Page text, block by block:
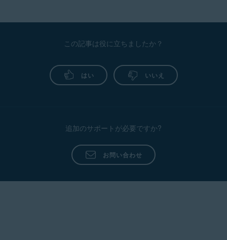
この記事は役に立ちましたか？
はい いいえ
追加のサポートが必要ですか?
お問い合わせ